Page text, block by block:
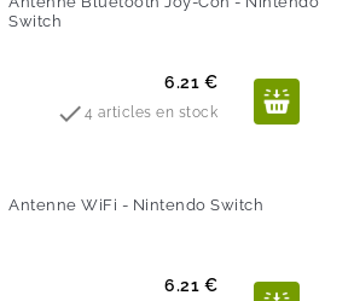
Switch
Prix
6.21 €
 4 articles en stock
Antenne WiFi - Nintendo Switch
Prix
6.21 €